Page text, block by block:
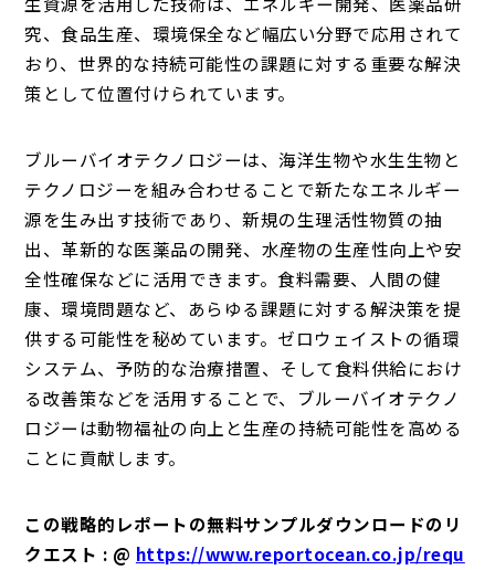
究、食品生産、環境保全など幅広い分野で応用されて
おり、世界的な持続可能性の課題に対する重要な解決
策として位置付けられています。
ブルーバイオテクノロジーは、海洋生物や水生生物と
テクノロジーを組み合わせることで新たなエネルギー
源を生み出す技術であり、新規の生理活性物質の抽
出、革新的な医薬品の開発、水産物の生産性向上や安
全性確保などに活用できます。食料需要、人間の健
康、環境問題など、あらゆる課題に対する解決策を提
供する可能性を秘めています。ゼロウェイストの循環
システム、予防的な治療措置、そして食料供給におけ
る改善策などを活用することで、ブルーバイオテクノ
ロジーは動物福祉の向上と生産の持続可能性を高める
ことに貢献します。
この戦略的レポートの無料サンプルダウンロードのリ
クエスト : @ https://www.reportocean.co.jp/requ